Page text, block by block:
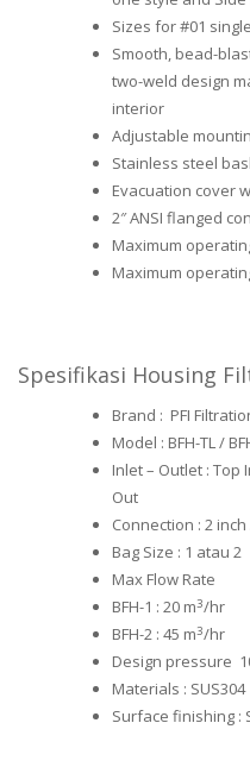
Sizes for #01
Smooth, bead-
two-weld design
interior
Adjustable
Stainless steel
Evacuation cover
2″ ANSI flanged
Maximum
Maximum
Spesifikasi Housing
Brand : PFI
Model : BFH-TL /
Inlet – Outlet : Top
Out
Connection : 2 inch
Bag Size : 1 atau 2
Max Flow Rate
BFH-1 : 20 m3/hr
BFH-2 : 45 m3/hr
Design pressure
Materials :
Surface finishing :